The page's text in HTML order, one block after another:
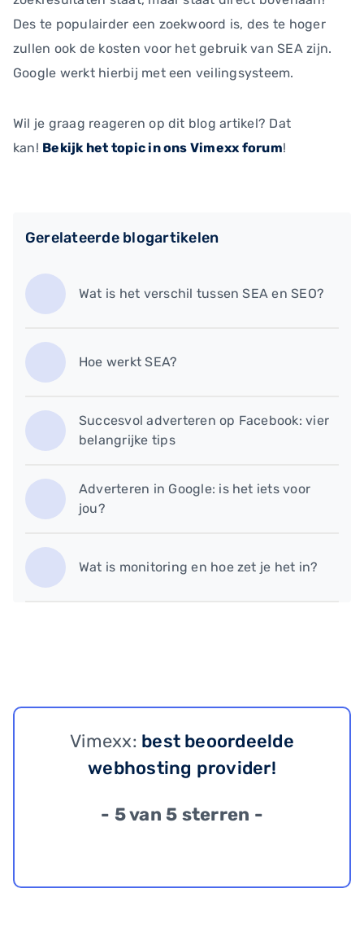
Des te populairder een zoekwoord is, des te hoger
zullen ook de kosten voor het gebruik van SEA zijn.
Google werkt hierbij met een veilingsysteem.
Wil je graag reageren op dit blog artikel? Dat
kan! Bekijk het topic in ons Vimexx forum!
Gerelateerde blogartikelen
Wat is het verschil tussen SEA en SEO?
Hoe werkt SEA?
Succesvol adverteren op Facebook: vier
belangrijke tips
Adverteren in Google: is het iets voor
jou?
Wat is monitoring en hoe zet je het in?
Vimexx: best beoordeelde
webhosting provider!
- 5 van 5 sterren -